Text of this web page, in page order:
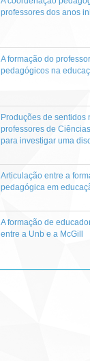
professores dos anos
A formação do
pedagógicos na
Produções de sentidos
professores de
para investigar uma
Articulação entre a
pedagógica em
A formação de
entre a Unb e a McGill